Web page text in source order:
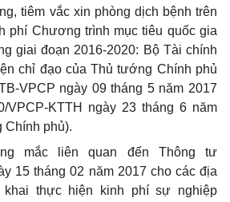
tiêm vắc xin phòng dịch bệnh trên
phí Chương trình mục tiêu quốc gia
giai đoạn 2016-2020: Bộ Tài chính
chỉ đạo của Thủ tướng Chính phủ
VPCP ngày 09 tháng 5 năm 2017
VPCP-KTTH ngày 23 tháng 6 năm
Chính phủ).
mắc liên quan đến Thông tư
15 tháng 02 năm 2017 cho các địa
khai thực hiện kinh phí sự nghiệp